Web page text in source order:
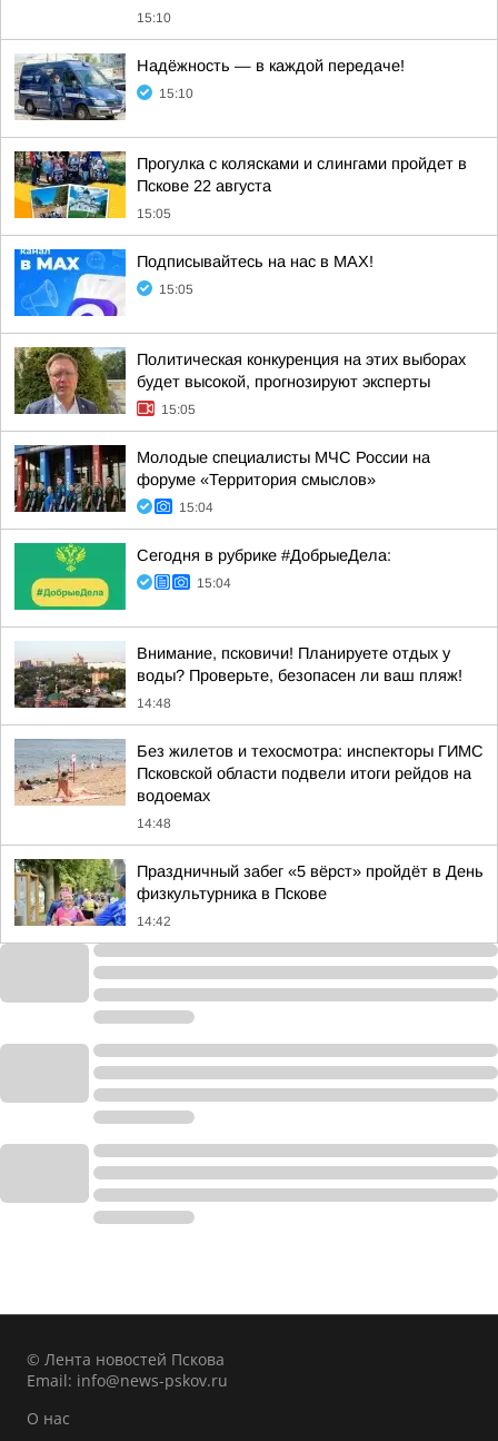
15:10
Надёжность — в каждой передаче!
15:10
Прогулка с колясками и слингами пройдет в
Пскове 22 августа
15:05
Подписывайтесь на нас в MAX!
15:05
Политическая конкуренция на этих выборах
будет высокой, прогнозируют эксперты
15:05
Молодые специалисты МЧС России на
форуме «Территория смыслов»
15:04
Сегодня в рубрике #ДобрыеДела:
15:04
Внимание, псковичи! Планируете отдых у
воды? Проверьте, безопасен ли ваш пляж!
14:48
Без жилетов и техосмотра: инспекторы ГИМС
Псковской области подвели итоги рейдов на
водоемах
14:48
Праздничный забег «5 вёрст» пройдёт в День
физкультурника в Пскове
14:42
© Лента новостей Пскова
Email: info@news-pskov.ru
О нас